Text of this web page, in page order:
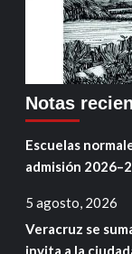
Notas
Escuelas
admisión
5 agosto, 2026
Veracruz se
invita a la